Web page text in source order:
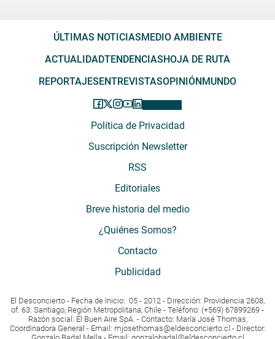
ÚLTIMAS NOTICIASMEDIO AMBIENTE
ACTUALIDADTENDENCIASHOJA DE RUTA
REPORTAJESENTREVISTASOPINIÓNMUNDO
Política de Privacidad
Suscripción Newsletter
RSS
Editoriales
Breve historia del medio
¿Quiénes Somos?
Contacto
Publicidad
El Desconcierto - Fecha de Inicio: 05 - 2012 - Dirección: Providencia 2608,
of. 63. Santiago, Región Metropolitana, Chile - Teléfono: (+569) 67899269 -
Razón social: El Buen Aire SpA. - Contacto: María José Thomas,
Coordinadora General - Email: mjosethomas@eldesconcierto.cl - Director: